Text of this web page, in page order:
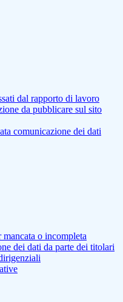
dal rapporto di lavoro
da pubblicare sul sito
comunicazione dei dati
mancata o incompleta
dei dati da parte dei titolari